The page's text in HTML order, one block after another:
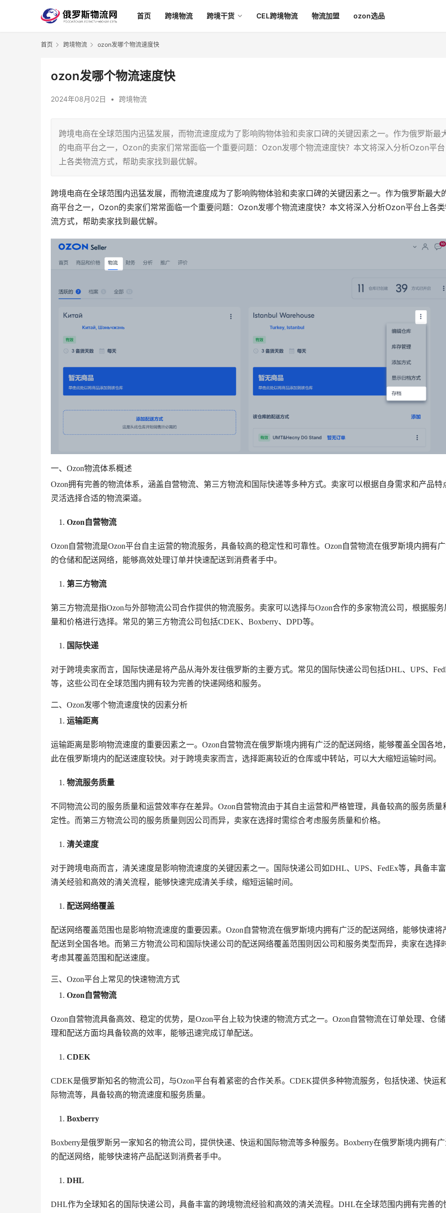
首页 跨境物流 跨境干货 CEL跨境物流 物流加盟 ozon选品
首页 跨境物流 ozon发哪个物流速度快
ozon发哪个物流速度快
2024年08月02日 • 跨境物流
跨境电商在全球范围内迅猛发展，而物流速度成为了影响购物体验和卖家口碑的关键因素之一。作为俄罗斯最
的电商平台之一，Ozon的卖家们常常面临一个重要问题：Ozon发哪个物流速度快？本文将深入分析Ozon平台
上各类物流方式，帮助卖家找到最优解。
跨境电商在全球范围内迅猛发展，而物流速度成为了影响购物体验和卖家口碑的关键因素之一。作为俄罗斯最大
商平台之一，Ozon的卖家们常常面临一个重要问题：Ozon发哪个物流速度快？本文将深入分析Ozon平台上各
流方式，帮助卖家找到最优解。
一、Ozon物流体系概述
Ozon拥有完善的物流体系，涵盖自营物流、第三方物流和国际快递等多种方式。卖家可以根据自身需求和产品特
灵活选择合适的物流渠道。
Ozon自营物流
Ozon自营物流是Ozon平台自主运营的物流服务，具备较高的稳定性和可靠性。Ozon自营物流在俄罗斯境内拥有
的仓储和配送网络，能够高效处理订单并快速配送到消费者手中。
第三方物流
第三方物流是指Ozon与外部物流公司合作提供的物流服务。卖家可以选择与Ozon合作的多家物流公司，根据服务
量和价格进行选择。常见的第三方物流公司包括CDEK、Boxberry、DPD等。
国际快递
对于跨境卖家而言，国际快递是将产品从海外发往俄罗斯的主要方式。常见的国际快递公司包括DHL、UPS、
等，这些公司在全球范围内拥有较为完善的快递网络和服务。
二、Ozon发哪个物流速度快的因素分析
运输距离
运输距离是影响物流速度的重要因素之一。Ozon自营物流在俄罗斯境内拥有广泛的配送网络，能够覆盖全国各地
此在俄罗斯境内的配送速度较快。对于跨境卖家而言，选择距离较近的仓库或中转站，可以大大缩短运输时间。
物流服务质量
不同物流公司的服务质量和运营效率存在差异。Ozon自营物流由于其自主运营和严格管理，具备较高的服务质量
定性。而第三方物流公司的服务质量则因公司而异，卖家在选择时需综合考虑服务质量和价格。
清关速度
对于跨境电商而言，清关速度是影响物流速度的关键因素之一。国际快递公司如DHL、UPS、FedEx等，具备丰
清关经验和高效的清关流程，能够快速完成清关手续，缩短运输时间。
配送网络覆盖
配送网络覆盖范围也是影响物流速度的重要因素。Ozon自营物流在俄罗斯境内拥有广泛的配送网络，能够快速将
配送到全国各地。而第三方物流公司和国际快递公司的配送网络覆盖范围则因公司和服务类型而异，卖家在选择
考虑其覆盖范围和配送速度。
三、Ozon平台上常见的快速物流方式
Ozon自营物流
Ozon自营物流具备高效、稳定的优势，是Ozon平台上较为快速的物流方式之一。Ozon自营物流在订单处理、仓
理和配送方面均具备较高的效率，能够迅速完成订单配送。
CDEK
CDEK是俄罗斯知名的物流公司，与Ozon平台有着紧密的合作关系。CDEK提供多种物流服务，包括快递、快运
际物流等，具备较高的物流速度和服务质量。
Boxberry
Boxberry是俄罗斯另一家知名的物流公司，提供快递、快运和国际物流等多种服务。Boxberry在俄罗斯境内拥有广
的配送网络，能够快速将产品配送到消费者手中。
DHL
DHL作为全球知名的国际快递公司，具备丰富的跨境物流经验和高效的清关流程。DHL在全球范围内拥有完善的